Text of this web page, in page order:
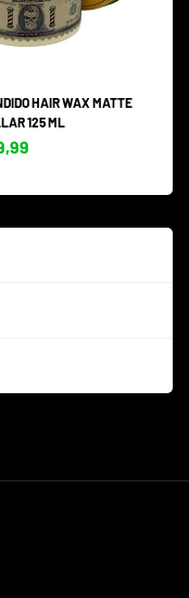
HAIR WAX MATTE
125 ML